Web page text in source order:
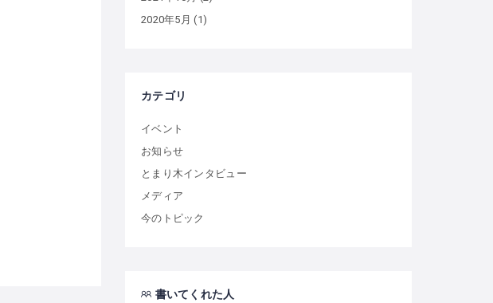
2020年5月 (1)
カテゴリ
イベント
お知らせ
とまり木インタビュー
メディア
今のトピック
書いてくれた人